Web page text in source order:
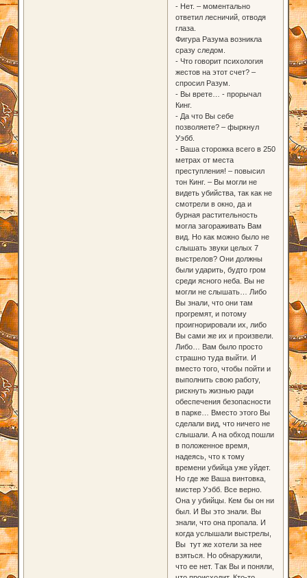
- Нет. – моментально
ответил лесничий, отводя
глаза.
Фигура Разума возникла
сразу следом.
- Что говорит психология
жестов на этот счет? –
спросил Разум.
- Вы врете… - прорычал
Кинг.
- Да что Вы себе
позволяете? – фыркнул
Уэбб.
- Ваша сторожка всего в 250
метрах от места
преступления! – повысил
тон Кинг. – Вы могли не
видеть убийства, так как не
смотрели в окно, да и
бурная растительность
могла загораживать Вам
вид. Но как можно было не
слышать звуки целых 7
выстрелов? Они должны
были ударить, будто гром
среди ясного неба. Вы не
могли не слышать… Либо
Вы знали, что они там
прогремят, и потому
проигнорировали их, либо
Вы сами же их и произвели.
Либо… Вам было просто
страшно туда выйти. И
вместо того, чтобы пойти и
выполнить свою работу,
рискнуть жизнью ради
обеспечения безопасности
в парке… Вместо этого Вы
сделали вид, что ничего не
слышали. А на обход пошли
в положенное время,
надеясь, что к тому
времени убийца уже уйдет.
Но где же Ваша винтовка,
мистер Уэбб. Все верно.
Она у убийцы. Кем бы он ни
был. И Вы это знали. Вы
знали, что она пропала. И
когда услышали выстрелы,
Вы тут же хотели за нее
взяться. Но обнаружили,
что ее нет. Так Вы и поняли,